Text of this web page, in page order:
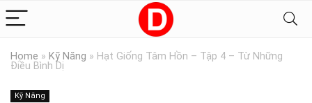
Home » Kỹ Năng » Hạt Giống Tâm Hồn – Tập 4 – Từ Những
Điều Bình Dị
Kỹ Năng